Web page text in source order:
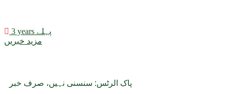
3 years پہلے
مزید خبریں
پاک الرٹس: سنسنی نہیں، صرف خبر